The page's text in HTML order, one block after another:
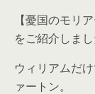
【憂国のモリ
をご紹介しま
ウィリアムだ
ァートン。